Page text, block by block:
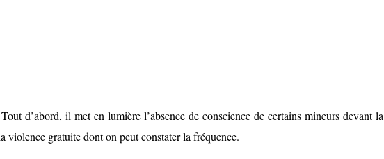
Tout d’abord, il met en lumière l’absence de conscience de certains mineurs devant la
violence gratuite dont on peut constater la fréquence.